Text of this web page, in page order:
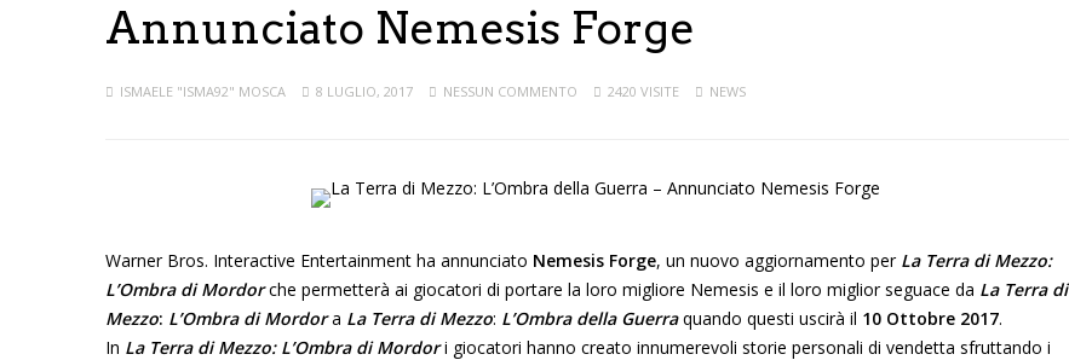
Annunciato Nemesis Forge
ISMAELE "ISMA92" MOSCA 8 LUGLIO, 2017 NESSUN COMMENTO 2420 VISITE NEWS
Warner Bros. Interactive Entertainment ha annunciato Nemesis Forge, un nuovo aggiornamento per La Terra di Mezzo:
L’Ombra di Mordorche permetterà ai giocatori di portare la loro migliore Nemesis e il loro miglior seguace da La Terra di
Mezzo: L’Ombra di Mordora La Terra di Mezzo: L’Ombra della Guerraquando questi uscirà il 10 Ottobre 2017.
In La Terra di Mezzo: L’Ombra di Mordori giocatori hanno creato innumerevoli storie personali di vendetta sfruttando i